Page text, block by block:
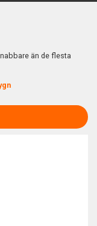
än de flesta